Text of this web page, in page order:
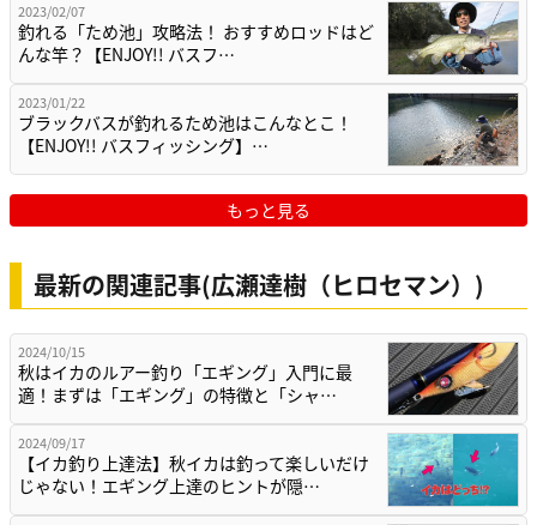
2023/02/07
釣れる「ため池」攻略法！ おすすめロッドはど
んな竿？【ENJOY!! バスフ…
2023/01/22
ブラックバスが釣れるため池はこんなとこ！
【ENJOY!! バスフィッシング】…
もっと見る
最新の関連記事(広瀬達樹（ヒロセマン）)
2024/10/15
秋はイカのルアー釣り「エギング」入門に最
適！まずは「エギング」の特徴と「シャ…
2024/09/17
【イカ釣り上達法】秋イカは釣って楽しいだけ
じゃない！エギング上達のヒントが隠…